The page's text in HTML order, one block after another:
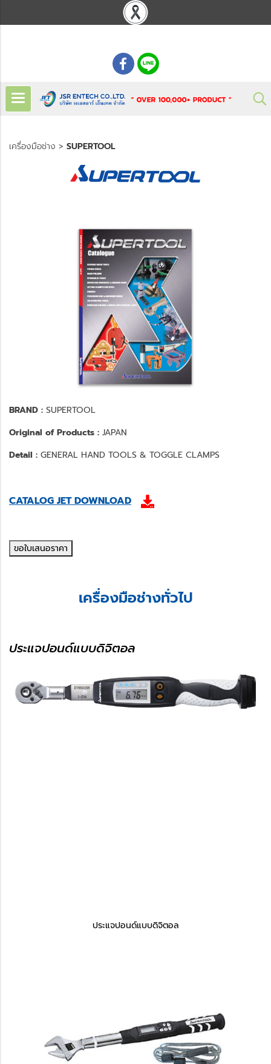
เครื่องมือช่าง > SUPERTOOL
BRAND : SUPERTOOL
Original of Products : JAPAN
Detail : GENERAL HAND TOOLS & TOGGLE CLAMPS
CATALOG JET DOWNLOAD
ขอใบเสนอราคา
เครื่องมือช่างทั่วไป
ประแจปอนด์แบบดิจิตอล
ประแจปอนด์แบบดิจิตอล